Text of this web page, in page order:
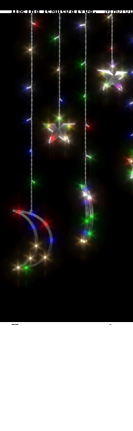
Цветна температура:
Купи на изплащане
Credit calculator
Светеща завеса
LED цветни
Please select credit
Цена на продукта:
Extraction of
Предоставената
Добавете продукта в
количката" и при
вноски на кредита.
Acest tabel are caracter
coșul de cumpărături
cererii de creditare.
Предоставената
Добавете продукта в
количката" и при
Предоставената
Предоставената
Добавете продукта в
количката" и при